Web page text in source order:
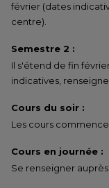
février (dates
centre).
Semestre 2 :
Il s'étend de fin
indicatives,
Cours du soir :
Les cours
Cours en journée :
Se renseigner